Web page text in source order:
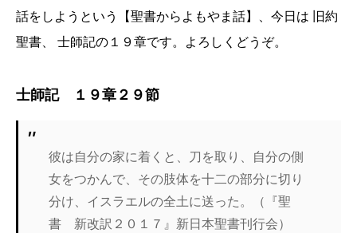
話をしようという【聖書からよもやま話】、今日は 旧約
聖書、 士師記の１９章です。よろしくどうぞ。
士師記 １９章２９節
彼は自分の家に着くと、刀を取り、自分の側
女をつかんで、その肢体を十二の部分に切り
分け、イスラエルの全土に送った。（『聖
書 新改訳２０１７』新日本聖書刊行会）